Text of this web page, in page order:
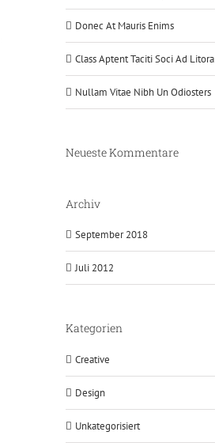
Donec At Mauris Enims
Class Aptent Taciti Soci Ad Litora
Nullam Vitae Nibh Un Odiosters
Neueste Kommentare
Archiv
September 2018
Juli 2012
Kategorien
Creative
Design
Unkategorisiert